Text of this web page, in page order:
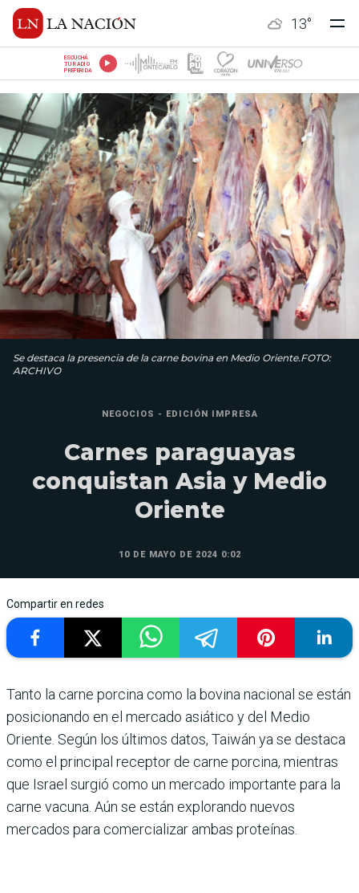
13°
ESCUCHÁ
TU RADIO
PREFERIDA
Se destaca la presencia de la carne bovina en Medio Oriente.FOTO:
ARCHIVO
NEGOCIOS - EDICIÓN IMPRESA
Carnes paraguayas
conquistan Asia y Medio
Oriente
10 DE MAYO DE 2024 0:02
Compartir en redes
Tanto la carne porcina como la bovina nacional se están
posi­cionando en el mercado asiá­tico y del Medio
Oriente. Según los últimos datos, Taiwán ya se destaca
como el principal receptor de carne porcina, mientras
que Israel surgió como un mercado importante para la
carne vacuna. Aún se están explorando nuevos
mercados para comercializar ambas proteínas.